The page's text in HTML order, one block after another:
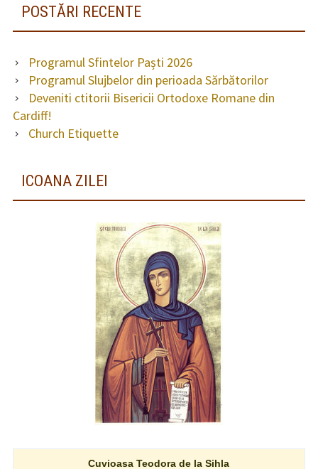
POSTĂRI RECENTE
Programul Sfintelor Paști 2026
Programul Slujbelor din perioada Sărbătorilor
Deveniti ctitorii Bisericii Ortodoxe Romane din
Cardiff!
Church Etiquette
ICOANA ZILEI
Cuvioasa Teodora de la Sihla